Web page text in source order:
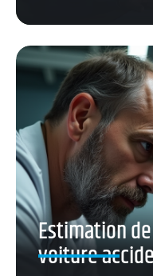
Estimation
voiture